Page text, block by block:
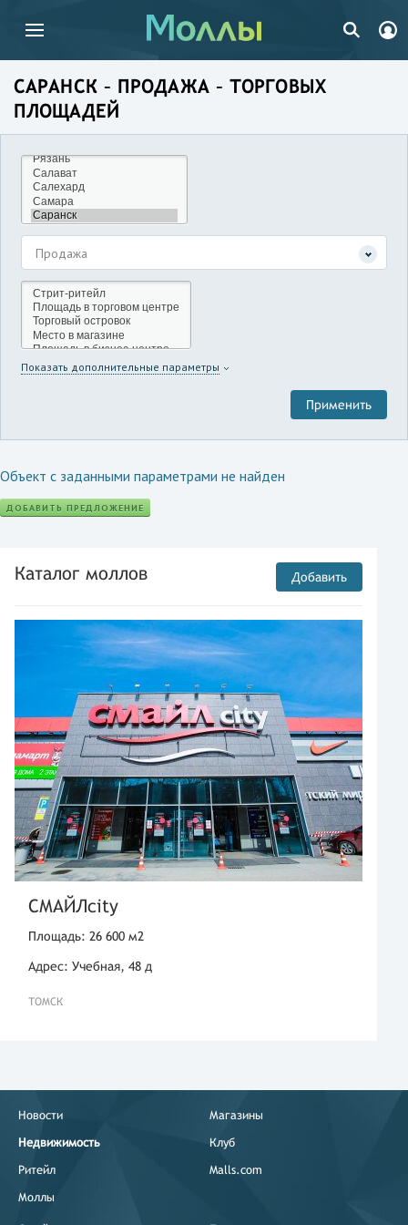
САРАНСК – ПРОДАЖА – ТОРГОВЫХ
ПЛОЩАДЕЙ
Продажа
Показать дополнительные параметры
Объект с заданными параметрами не найден
ДОБАВИТЬ ПРЕДЛОЖЕНИЕ
Каталог моллов Добавить
СМАЙЛcity
Площадь: 26 600 м2
Адрес: Учебная, 48 д
ТОМСК
Новости
Недвижимость
Ритейл
Моллы
Магазины
Клуб
Malls.com